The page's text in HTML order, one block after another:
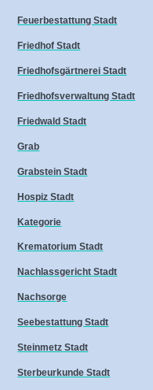
Feuerbestattung Stadt
Friedhof Stadt
Friedhofsgärtnerei Stadt
Friedhofsverwaltung Stadt
Friedwald Stadt
Grab
Grabstein Stadt
Hospiz Stadt
Kategorie
Krematorium Stadt
Nachlassgericht Stadt
Nachsorge
Seebestattung Stadt
Steinmetz Stadt
Sterbeurkunde Stadt